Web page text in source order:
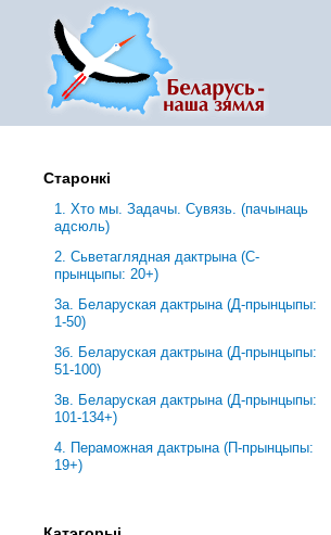
Старонкі
1. Хто мы. Задачы. Сувязь. (пачынаць
адсюль)
2. Сьветаглядная дактрына (С-
прынцыпы: 20+)
3a. Беларуская дактрына (Д-прынцыпы:
1-50)
3б. Беларуская дактрына (Д-прынцыпы:
51-100)
3в. Беларуская дактрына (Д-прынцыпы:
101-134+)
4. Пераможная дактрына (П-прынцыпы:
19+)